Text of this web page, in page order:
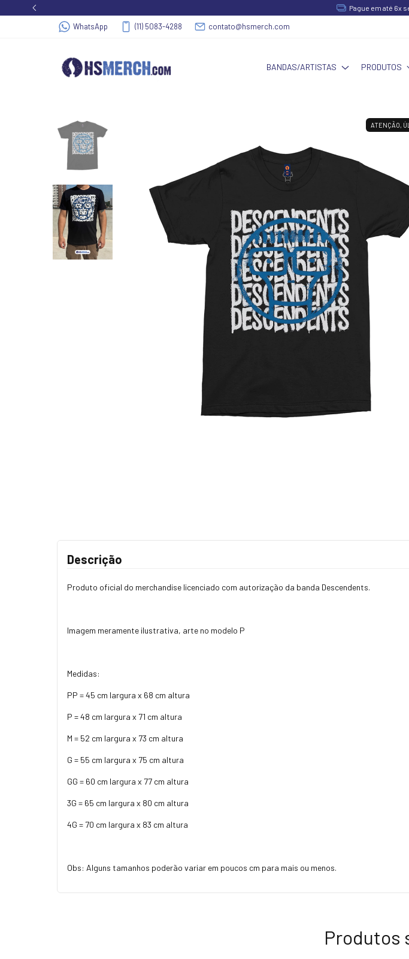
Pague em até 6x
WhatsApp (11) 5083-4288 contato@hsmerch.com
BANDAS/ARTISTAS PRODUTOS
ATENÇÃO,
Descrição
Produto oficial do merchandise licenciado com autorização da banda Descendents.
Imagem meramente ilustrativa, arte no modelo P
Medidas:
PP = 45 cm largura x 68 cm altura
P = 48 cm largura x 71 cm altura
M = 52 cm largura x 73 cm altura
G = 55 cm largura x 75 cm altura
GG = 60 cm largura x 77 cm altura
3G = 65 cm largura x 80 cm altura
4G = 70 cm largura x 83 cm altura
Obs: Alguns tamanhos poderão variar em poucos cm para mais ou menos.
Produtos